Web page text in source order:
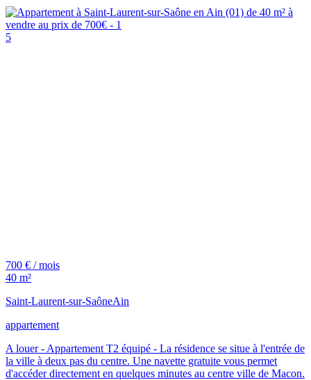
5
700 € / mois
40 m²
Saint-Laurent-sur-SaôneAin
appartement
A louer - Appartement T2 équipé - La résidence se situe à l'entrée de
la ville à deux pas du centre. Une navette gratuite vous permet
d'accéder directement en quelques minutes au centre ville de Macon.